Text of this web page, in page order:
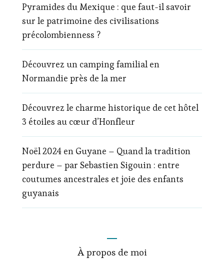
Pyramides du Mexique : que faut-il savoir
sur le patrimoine des civilisations
précolombienness ?
Découvrez un camping familial en
Normandie près de la mer
Découvrez le charme historique de cet hôtel
3 étoiles au cœur d’Honfleur
Noël 2024 en Guyane – Quand la tradition
perdure – par Sebastien Sigouin : entre
coutumes ancestrales et joie des enfants
guyanais
À propos de moi